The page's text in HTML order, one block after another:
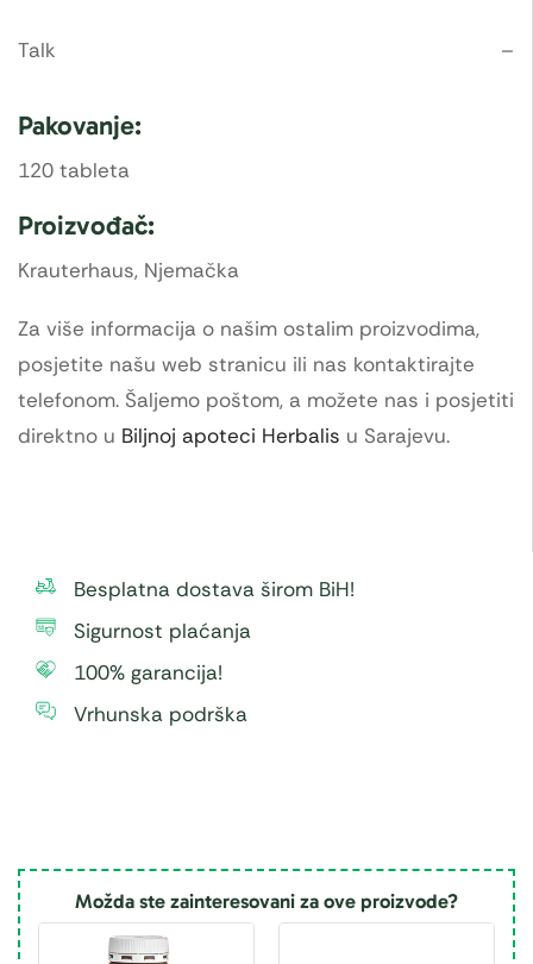
Talk –
Pakovanje:
120 tableta
Proizvođač:
Krauterhaus, Njemačka
Za više informacija o našim ostalim proizvodima,
posjetite našu web stranicu ili nas kontaktirajte
telefonom. Šaljemo poštom, a možete nas i posjetiti
direktno u Biljnoj apoteci Herbalis u Sarajevu.
Besplatna dostava širom BiH!
Sigurnost plaćanja
100% garancija!
Vrhunska podrška
Možda ste zainteresovani za ove proizvode?